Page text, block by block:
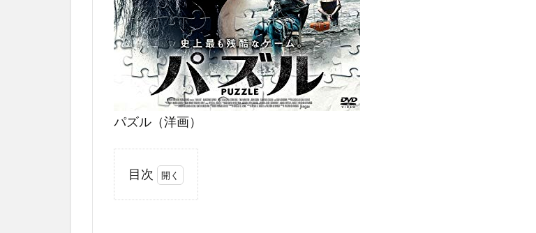
パズル（洋画）
目次